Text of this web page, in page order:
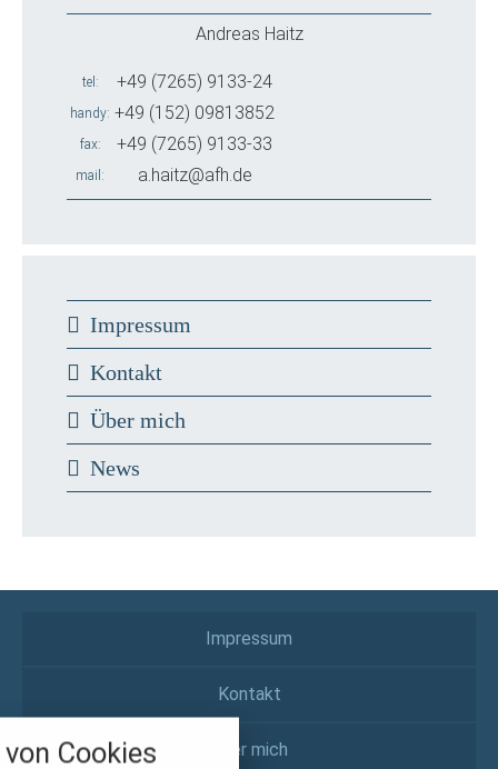
Andreas Haitz
tel +49 (7265) 9133-24
handy +49 (152) 09813852
fax +49 (7265) 9133-33
mail a.haitz@afh.de
Impressum
Kontakt
Über mich
News
Impressum
Kontakt
Über mich
Cookies
alle verwendeten Cookies und
folgende Kategorien zu